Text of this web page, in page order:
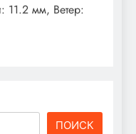
11.2 мм, Ветер:
ПОИСК